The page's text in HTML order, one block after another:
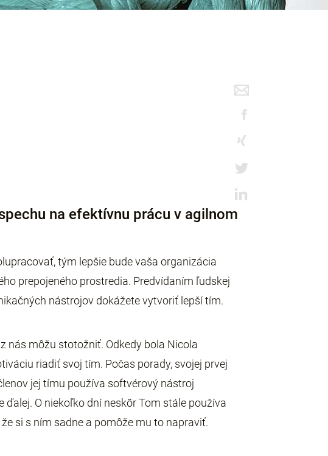
na efektívnu prácu v agilnom
tým lepšie bude vaša organizácia
prepojeného prostredia. Predvídaním ľudskej
nástrojov dokážete vytvoriť lepší tím.
nás môžu stotožniť. Odkedy bola Nicola
riadiť svoj tím. Počas porady, svojej prvej
jej tímu používa softvérový nástroj
ďalej. O niekoľko dní neskôr Tom stále používa
si s ním sadne a pomôže mu to napraviť.